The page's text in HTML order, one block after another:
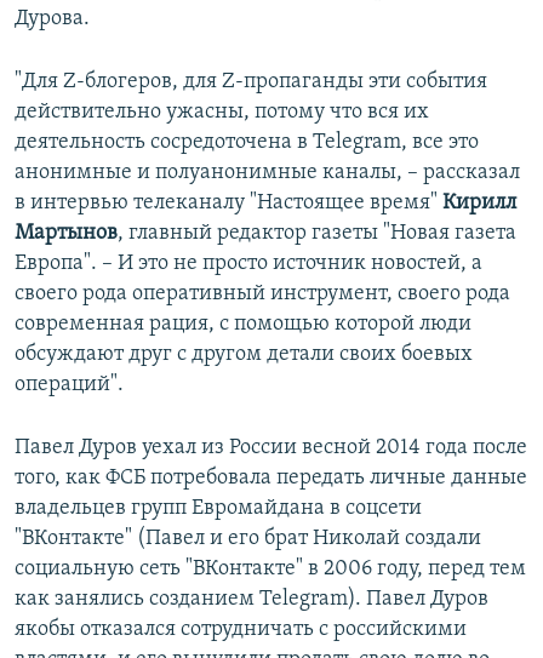
Дурова.
"Для Z-блогеров, для Z-пропаганды эти события
действительно ужасны, потому что вся их
деятельность сосредоточена в Telegram, все это
анонимные и полуанонимные каналы, – рассказал
в интервью телеканалу "Настоящее время" Кирилл
Мартынов, главный редактор газеты "Новая газета
Европа". – И это не просто источник новостей, а
своего рода оперативный инструмент, своего рода
современная рация, с помощью которой люди
обсуждают друг с другом детали своих боевых
операций".
Павел Дуров уехал из России весной 2014 года после
того, как ФСБ потребовала передать личные данные
владельцев групп Евромайдана в соцсети
"ВКонтакте" (Павел и его брат Николай создали
социальную сеть "ВКонтакте" в 2006 году, перед тем
как занялись созданием Telegram). Павел Дуров
якобы отказался сотрудничать с российскими